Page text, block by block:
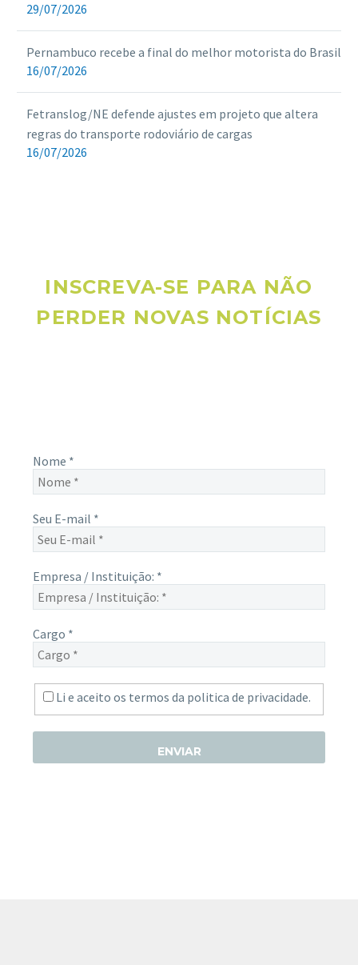
29/07/2026
Pernambuco recebe a final do melhor motorista do Brasil
16/07/2026
Fetranslog/NE defende ajustes em projeto que altera
regras do transporte rodoviário de cargas
16/07/2026
INSCREVA-SE PARA NÃO
PERDER NOVAS NOTÍCIAS
Nome *
Seu E-mail *
Empresa / Instituição: *
Cargo *
Li e aceito os termos da politica de privacidade.